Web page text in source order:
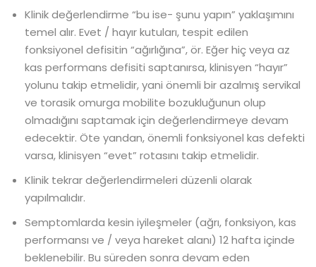
Klinik değerlendirme “bu ise- şunu yapın” yaklaşımını
temel alır. Evet / hayır kutuları, tespit edilen
fonksiyonel defisitin “ağırlığına”, ör. Eğer hiç veya az
kas performans defisiti saptanırsa, klinisyen “hayır”
yolunu takip etmelidir, yani önemli bir azalmış servikal
ve torasik omurga mobilite bozukluğunun olup
olmadığını saptamak için değerlendirmeye devam
edecektir. Öte yandan, önemli fonksiyonel kas defekti
varsa, klinisyen “evet” rotasını takip etmelidir.
Klinik tekrar değerlendirmeleri düzenli olarak
yapılmalıdır.
Semptomlarda kesin iyileşmeler (ağrı, fonksiyon, kas
performansı ve / veya hareket alanı) 12 hafta içinde
beklenebilir. Bu süreden sonra devam eden